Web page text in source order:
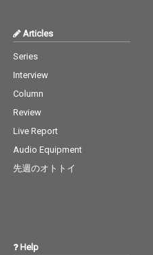
Articles
Series
Interview
Column
Review
Live Report
Audio Equipment
先週のオトトイ
Help